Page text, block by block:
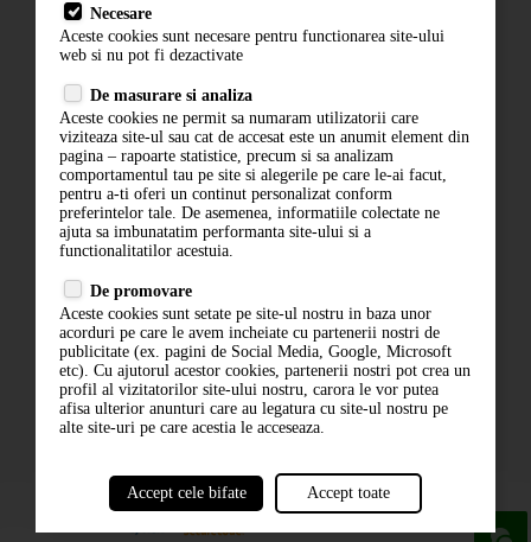
Livrare
Contact
Politica de confidentialitate
ANPC
ABONARE LA NEWSLETTER
ABONARE
Necesare
Aceste cookies sunt necesare pentru functionarea site-ului
web si nu pot fi dezactivate
De masurare si analiza
Aceste cookies ne permit sa numaram utilizatorii care
viziteaza site-ul sau cat de accesat este un anumit element din
pagina – rapoarte statistice, precum si sa analizam
comportamentul tau pe site si alegerile pe care le-ai facut,
pentru a-ti oferi un continut personalizat conform
preferintelor tale. De asemenea, informatiile colectate ne
ajuta sa imbunatatim performanta site-ului si a
functionalitatilor acestuia.
De promovare
Aceste cookies sunt setate pe site-ul nostru in baza unor
acorduri pe care le avem incheiate cu partenerii nostri de
publicitate (ex. pagini de Social Media, Google, Microsoft
etc). Cu ajutorul acestor cookies, partenerii nostri pot crea un
profil al vizitatorilor site-ului nostru, carora le vor putea
afisa ulterior anunturi care au legatura cu site-ul nostru pe
alte site-uri pe care acestia le acceseaza.
Accept cele bifate Accept toate